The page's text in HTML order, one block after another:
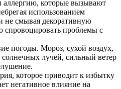
аллергию, которые вызывают
использованием
смывая декоративную
спровоцировать проблемы с
погоды. Мороз, сухой воздух,
солнечных лучей, сильный ветер
которое приводит к избытку
негативное влияние на